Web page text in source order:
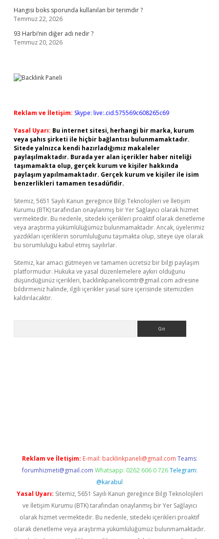
Hangisi boks sporunda kullanılan bir terimdir ?
Temmuz 22, 2026
93 Harbi’nin diğer adı nedir ?
Temmuz 20, 2026
Reklam ve İletişim: Skype: live:.cid.575569c608265c69
Yasal Uyarı: Bu internet sitesi, herhangi bir marka, kurum
veya şahıs şirketi ile hiçbir bağlantısı bulunmamaktadır.
Sitede yalnızca kendi hazırladığımız makaleler
paylaşılmaktadır. Burada yer alan içerikler haber niteliği
taşımamakta olup, gerçek kurum ve kişiler hakkında
paylaşım yapılmamaktadır. Gerçek kurum ve kişiler ile isim
benzerlikleri tamamen tesadüfidir.
Sitemiz, 5651 Sayılı Kanun gereğince Bilgi Teknolojileri ve İletişim
Kurumu (BTK) tarafından onaylanmış bir Yer Sağlayıcı olarak hizmet
vermektedir. Bu nedenle, sitedeki içerikleri proaktif olarak denetleme
veya araştırma yükümlülüğümüz bulunmamaktadır. Ancak, üyelerimiz
yazdıkları içeriklerin sorumluluğunu taşımakta olup, siteye üye olarak
bu sorumluluğu kabul etmiş sayılırlar.
Sitemiz, kar amacı gütmeyen ve tamamen ücretsiz bir bilgi paylaşım
platformudur. Hukuka ve yasal düzenlemelere aykırı olduğunu
düşündüğünüz içerikleri, backlinkpanelicomtr@gmail.com adresine
bildirmeniz halinde, ilgili içerikler yasal süre içerisinde sitemizden
kaldırılacaktır.
Reklam ve İletişim: E-mail: backlinkpaneli@gmail.com Teams:
forumhizmeti@gmail.com Whatsapp: 0262 606 0 726 Telegram:
@karabul
Yasal Uyarı: Sitemiz, 5651 Sayılı Kanun gereğince Bilgi Teknolojileri
ve İletişim Kurumu (BTK) tarafından onaylanmış bir Yer Sağlayıcı
olarak hizmet vermektedir. Bu nedenle, sitedeki içerikleri proaktif
olarak denetleme veya araştırma yükümlülüğümüz bulunmamaktadır.